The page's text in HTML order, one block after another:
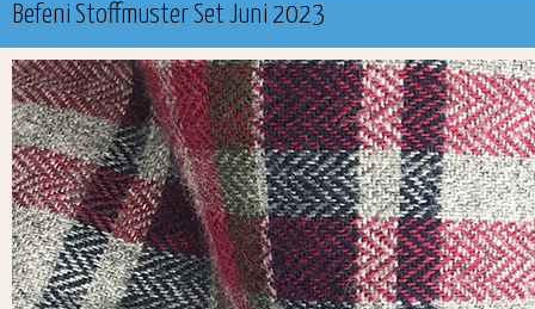
Befeni Stoffmuster Set Juni 2023